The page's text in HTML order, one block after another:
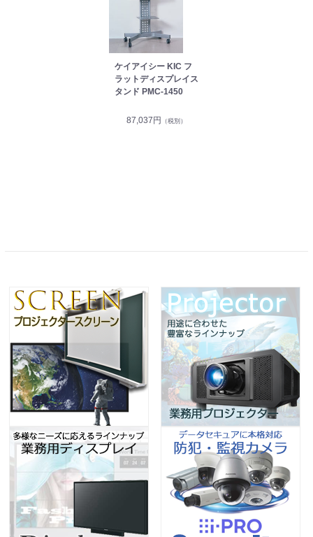
ケイアイシー KIC フ
ラットディスプレイス
タンド PMC-1450
87,037円 （税別）